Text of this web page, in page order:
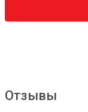
Отзывы